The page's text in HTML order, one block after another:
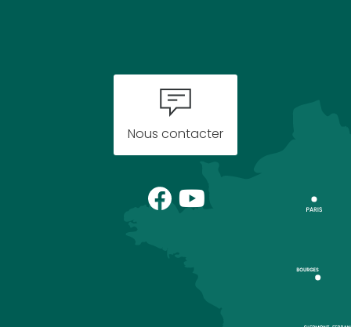
Nous contacter